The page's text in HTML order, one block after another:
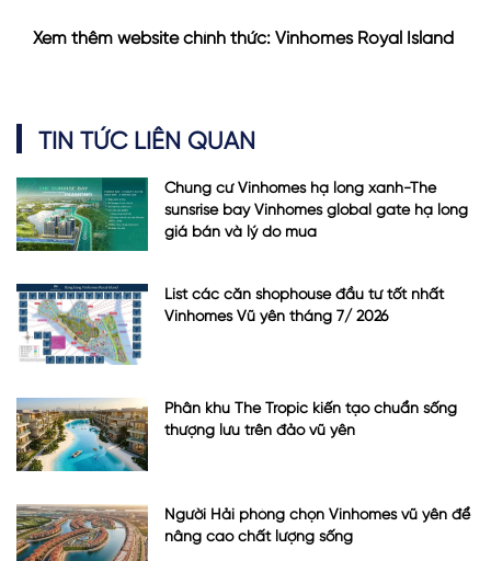
Xem thêm website chính thức: Vinhomes Royal Island
TIN TỨC LIÊN QUAN
Chung cư Vinhomes hạ long xanh-The
sunsrise bay Vinhomes global gate hạ long
giá bán và lý do mua
List các căn shophouse đầu tư tốt nhất
Vinhomes Vũ yên tháng 7/ 2026
Phân khu The Tropic kiến tạo chuẩn sống
thượng lưu trên đảo vũ yên
Người Hải phòng chọn Vinhomes vũ yên để
nâng cao chất lượng sống